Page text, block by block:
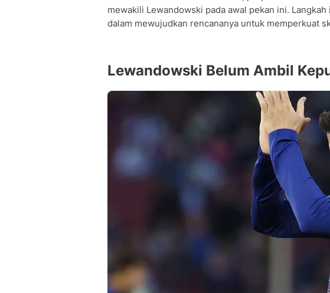
mewakili Lewandowski pada awal pekan ini.
dalam mewujudkan rencananya untuk memperkuat
Lewandowski Belum Ambil